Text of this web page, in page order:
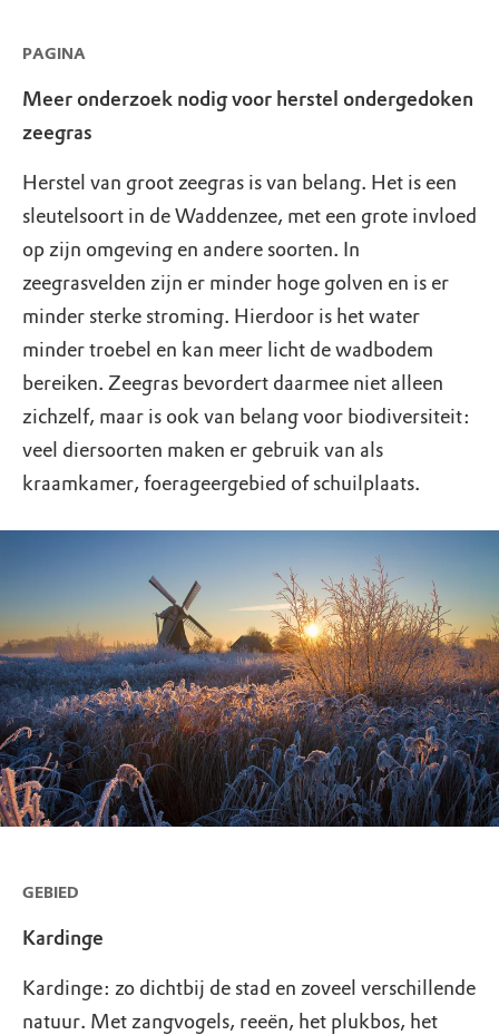
PAGINA
Meer onderzoek nodig voor herstel ondergedoken
zeegras
Herstel van groot zeegras is van belang. Het is een
sleutelsoort in de Waddenzee, met een grote invloed
op zijn omgeving en andere soorten. In
zeegrasvelden zijn er minder hoge golven en is er
minder sterke stroming. Hierdoor is het water
minder troebel en kan meer licht de wadbodem
bereiken. Zeegras bevordert daarmee niet alleen
zichzelf, maar is ook van belang voor biodiversiteit:
veel diersoorten maken er gebruik van als
kraamkamer, foerageergebied of schuilplaats.
GEBIED
Kardinge
Kardinge: zo dichtbij de stad en zoveel verschillende
natuur. Met zangvogels, reeën, het plukbos, het